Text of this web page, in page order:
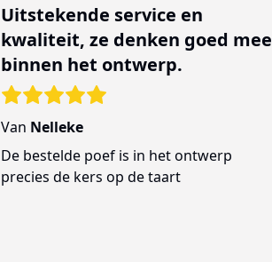
Uitstekende service en
kwaliteit, ze denken goed mee
binnen het ontwerp.
Van Nelleke
De bestelde poef is in het ontwerp
precies de kers op de taart